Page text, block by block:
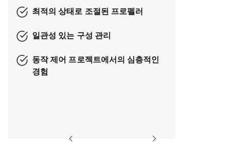
최적의 상태로 조절된 프로펠러
일관성 있는 구성 관리
동작 제어 프로젝트에서의 심층적인
경험